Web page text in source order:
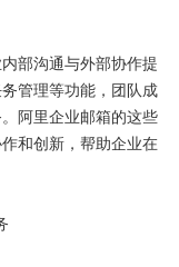
部沟通与外部协作提
管理等功能，团队成
阿里企业邮箱的这些
和创新，帮助企业在